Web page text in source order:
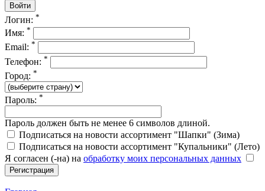
Логин: *
Имя: *
Email: *
Телефон: *
Город: *
Пароль: *
Пароль должен быть не менее 6 символов длиной.
Подписаться на новости ассортимент "Шапки" (Зима)
Подписаться на новости ассортимент "Купальники" (Лето)
Я согласен (-на) на обработку моих персональных данных